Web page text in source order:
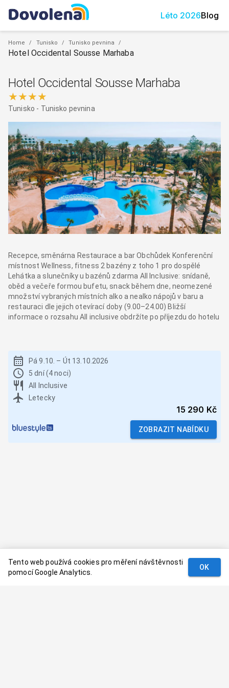
Léto 2026Blog
Home / Tunisko / Tunisko pevnina /
Hotel Occidental Sousse Marhaba
Hotel Occidental Sousse Marhaba
★★★★
Tunisko - Tunisko pevnina
Recepce, směnárna Restaurace a bar Obchůdek Konferenční
místnost Wellness, fitness 2 bazény z toho 1 pro dospělé
Lehátka a slunečníky u bazénů zdarma All Inclusive: snídaně,
oběd a večeře formou bufetu, snack během dne, neomezené
množství vybraných místních alko a nealko nápojů v baru a
restauraci dle jejich otevírací doby (9.00–24.00) Bližší
informace o rozsahu All inclusive obdržíte po příjezdu do hotelu
Pá 9.10. – Út 13.10.2026
5 dní (4 noci)
All Inclusive
Letecky
15 290 Kč
ZOBRAZIT NABÍDKU
Tento web používá cookies pro měření návštěvnosti
pomocí Google Analytics.
OK